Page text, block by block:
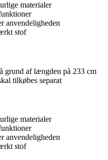
materialer
anvendeligheden
stof
grund af længden på 233 cm
tilkøbes separat
materialer
anvendeligheden
stof